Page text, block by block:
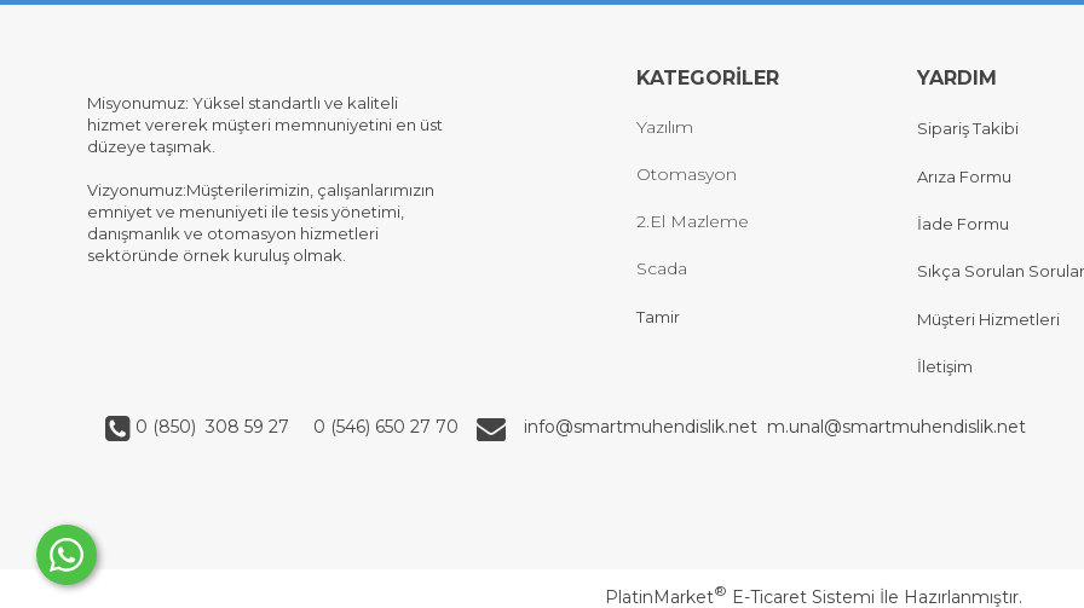
Misyonumuz: Yüksel standartlı ve kaliteli
hizmet vererek müşteri memnuniyetini en üst
düzeye taşımak.
Vizyonumuz:Müşterilerimizin, çalışanlarımızın
emniyet ve menuniyeti ile tesis yönetimi,
danışmanlık ve otomasyon hizmetleri
sektöründe örnek kuruluş olmak.
KATEGORİLER
Yazılım
Otomasyon
2.El Mazleme
Scada
Tamir
YARDIM
Sipariş Takibi
Arıza Formu
İade Formu
Sıkça Sorulan Sorular
Müşteri Hizmetleri
İletişim
0 (850) 308 59 27 0 (546) 650 27 70 info@smartmuhendislik.net m.unal@smartmuhendislik.net
PlatinMarket® E-Ticaret Sistemi İle Hazırlanmıştır.